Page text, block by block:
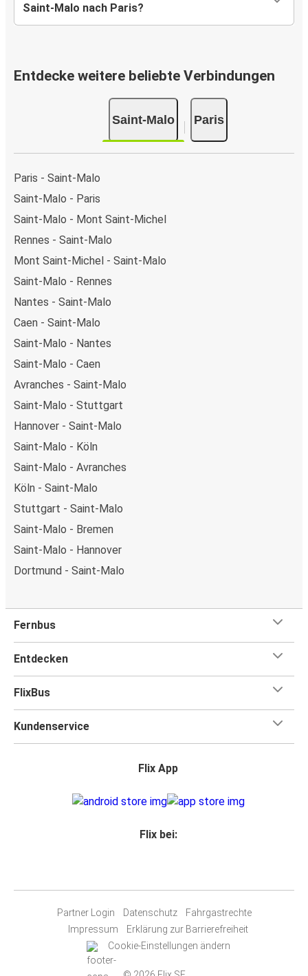
Saint-Malo nach Paris?
Entdecke weitere beliebte Verbindungen
Saint-Malo Paris
Paris - Saint-Malo
Saint-Malo - Paris
Saint-Malo - Mont Saint-Michel
Rennes - Saint-Malo
Mont Saint-Michel - Saint-Malo
Saint-Malo - Rennes
Nantes - Saint-Malo
Caen - Saint-Malo
Saint-Malo - Nantes
Saint-Malo - Caen
Avranches - Saint-Malo
Saint-Malo - Stuttgart
Hannover - Saint-Malo
Saint-Malo - Köln
Saint-Malo - Avranches
Köln - Saint-Malo
Stuttgart - Saint-Malo
Saint-Malo - Bremen
Saint-Malo - Hannover
Dortmund - Saint-Malo
Fernbus
Entdecken
FlixBus
Kundenservice
Flix App
Flix bei:
Partner Login Datenschutz
Fahrgastrechte
Impressum
Erklärung zur Barrierefreiheit
Cookie-Einstellungen ändern